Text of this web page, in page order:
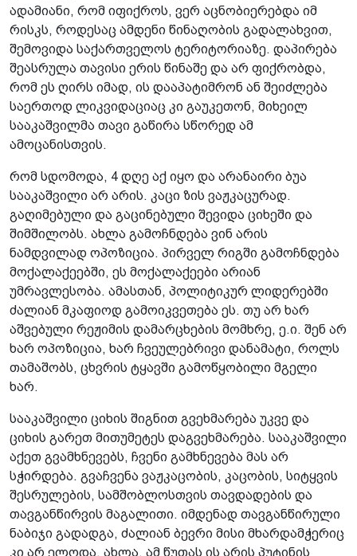
ადამიანი, რომ იფიქროს, ვერ აცნობიერებდა იმ
რისკს, როდესაც ამდენი წინაღობის გადალახვით,
შემოვიდა საქართველოს ტერიტორიაზე. დაპირება
შეასრულა თავისი ერის წინაშე და არ ფიქრობდა,
რომ ეს ღირს იმად, ის დააპატიმრონ ან შეიძლება
საერთოდ ლიკვიდაციაც კი გაუკეთონ, მიხეილ
სააკაშვილმა თავი გაწირა სწორედ ამ
ამოცანისთვის.
რომ სდომოდა, 4 დღე აქ იყო და არანაირი ბუა
სააკაშვილი არ არის. კაცი ზის ვაჟკაცურად.
გაღიმებული და გაცინებული შევიდა ციხეში და
შიმშილობს. ახლა გამოჩნდება ვინ არის
ნამდვილად ოპოზიცია. პირველ რიგში გამოჩნდება
მოქალაქეებში, ეს მოქალაქეები არიან
უმრავლესობა. ამასთან, პოლიტიკურ ლიდერებში
ძალიან მკაფიოდ გამოიკვეთება ეს. თუ არ ხარ
აშვებული რეჟიმის დამარცხების მომხრე, ე.ი. შენ არ
ხარ ოპოზიცია, ხარ ჩვეულებრივი დანამატი, როლს
თამაშობს, ცხვრის ტყავში გამოწყობილი მგელი
ხარ.
სააკაშვილი ციხის შიგნით გვეხმარება უკვე და
ციხის გარეთ მითუმეტეს დაგვეხმარება. სააკაშვილი
აქეთ გვამხნევებს, ჩვენი გამხნევება მას არ
სჭირდება. გვაჩვენა ვაჟკაცობის, კაცობის, სიტყვის
შესრულების, სამშობლოსთვის თავდადების და
თავგანწირვის მაგალითი. იმდენად თავგანწირული
ნაბიჯი გადადგა, ძალიან ბევრი მისი მხარდამჭერიც
კი არ ელოდა. ახლა, ამ წუთას ის არის პუტინის